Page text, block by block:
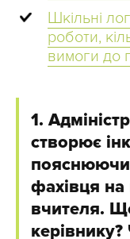
Шкільні
роботи,
вимоги до
1.
створює
фахівця на
вчителя.